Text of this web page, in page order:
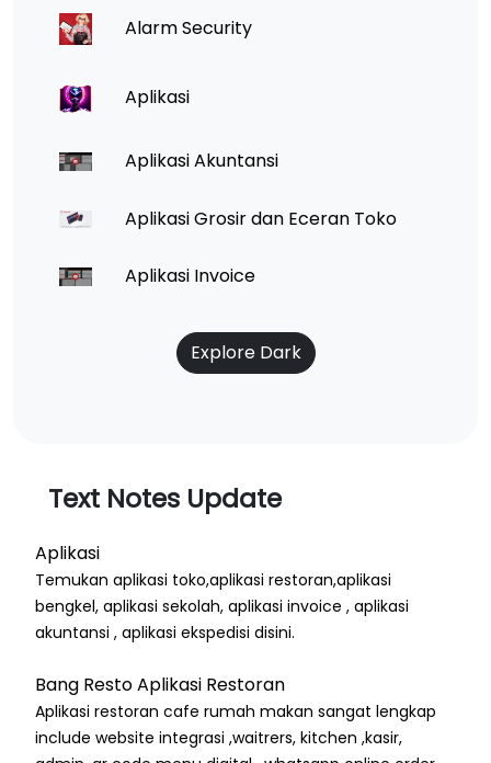
Alarm Security
Aplikasi
Aplikasi Akuntansi
Aplikasi Grosir dan Eceran Toko
Aplikasi Invoice
Explore Dark
Text Notes Update
Aplikasi
Temukan aplikasi toko,aplikasi restoran,aplikasi
bengkel, aplikasi sekolah, aplikasi invoice , aplikasi
akuntansi , aplikasi ekspedisi disini.
Bang Resto Aplikasi Restoran
Aplikasi restoran cafe rumah makan sangat lengkap
include website integrasi ,waitrers, kitchen ,kasir,